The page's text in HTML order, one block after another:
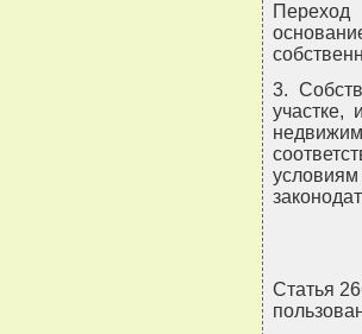
Переход
3.
участке,
Статья